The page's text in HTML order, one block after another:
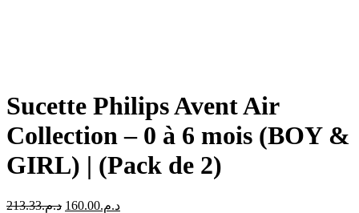
Sucette Philips Avent Air
Collection – 0 à 6 mois (BOY &
GIRL) | (Pack de 2)
د.م.213.33
Le
د.م.160.00
Le